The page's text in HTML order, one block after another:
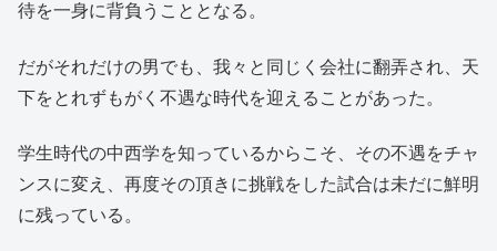
待を一身に背負うこととなる。
だがそれだけの男でも、我々と同じく会社に翻弄され、天
下をとれずもがく不遇な時代を迎えることがあった。
学生時代の中西学を知っているからこそ、その不遇をチャ
ンスに変え、再度その頂きに挑戦をした試合は未だに鮮明
に残っている。